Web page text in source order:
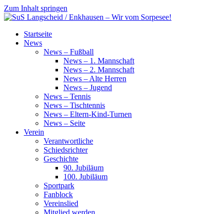
Zum Inhalt springen
SuS
Langscheid
Startseite
News
News – Fußball
News – 1. Mannschaft
News – 2. Mannschaft
News – Alte Herren
News – Jugend
News – Tennis
News – Tischtennis
News – Eltern-Kind-Turnen
News – Seite
Verein
Verantwortliche
Schiedsrichter
Geschichte
90. Jubiläum
100. Jubiläum
Sportpark
Fanblock
Vereinslied
Mitglied werden